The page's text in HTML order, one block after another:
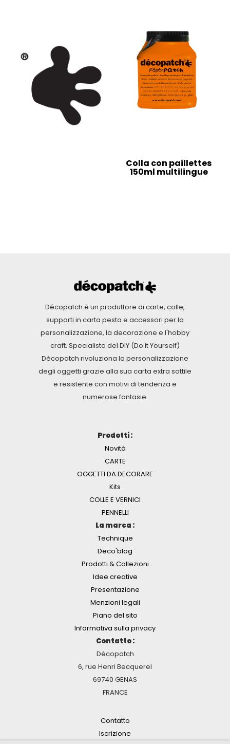
Colla con paillettes
150ml multilingue
Décopatch è un produttore di carte, colle,
supporti in carta pesta e accessori per la
personalizzazione, la decorazione e l'hobby
craft. Specialista del DIY (Do it Yourself)
Décopatch rivoluziona la personalizzazione
degli oggetti grazie alla sua carta extra sottile
e resistente con motivi di tendenza e
numerose fantasie.
Prodotti :
Novità
CARTE
OGGETTI DA DECORARE
Kits
COLLE E VERNICI
PENNELLI
La marca :
Technique
Deco'blog
Prodotti & Collezioni
Idee creative
Presentazione
Menzioni legali
Piano del sito
Informativa sulla privacy
Contatto :
Décopatch
6, rue Henri Becquerel
69740 GENAS
FRANCE
Contatto
Iscrizione